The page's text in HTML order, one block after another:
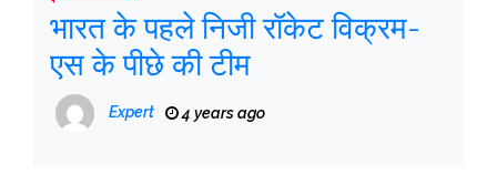
भारत के पहले निजी रॉकेट विक्रम-
एस के पीछे की टीम
Expert 4 years ago